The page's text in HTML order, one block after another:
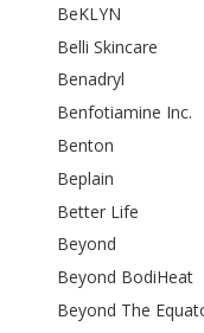
BeKLYN
Belli Skincare
Benadryl
Benfotiamine Inc.
Benton
Beplain
Better Life
Beyond
Beyond BodiHeat
Beyond The